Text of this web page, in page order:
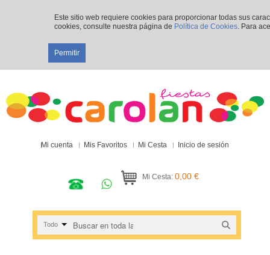
Este sitio web requiere cookies para proporcionar todas sus
cookies, consulte nuestra página de Política de Cookies. Para
Permitir
Mi cuenta Mis Favoritos Mi Cesta Inicio de sesión
Mi Cesta: 0,00 €
Todo